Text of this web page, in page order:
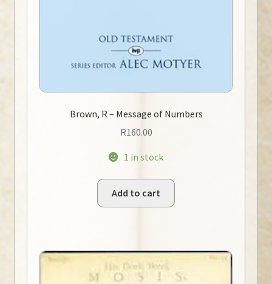
Brown, R – Message of Numbers
R160.00
1 in stock
Add to cart